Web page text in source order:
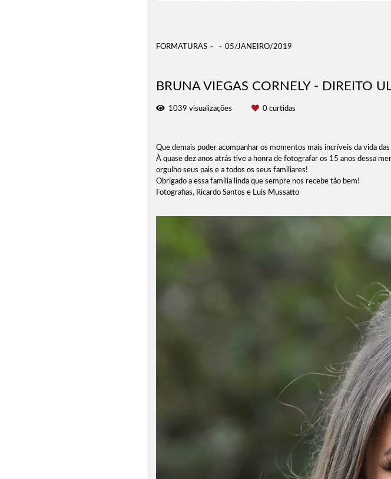
FORMATURAS 05/JANEIRO/2019
BRUNA VIEGAS CORNELY - DIREITO
1039 visualizações 0 curtidas
Que demais poder acompanhar os momentos mais incríveis da vida das
À quase dez anos atrás tive a honra de fotografar os 15 anos dessa
orgulho seus pais e a todos os seus familiares!
Obrigado a essa família linda que sempre nos recebe tão bem!
Fotografias, Ricardo Santos e Luis Mussatto